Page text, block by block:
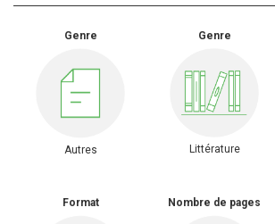
Genre
Autres
Genre
Littérature
Format Nombre de pages